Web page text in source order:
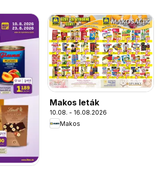
Makos leták
10.08. - 16.08.2026
Makos